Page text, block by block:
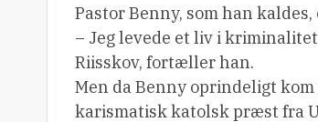
Pastor Benny, som han
– Jeg levede et liv i
Riisskov, fortæller han.
Men da Benny oprindeligt
karismatisk katolsk præst fra